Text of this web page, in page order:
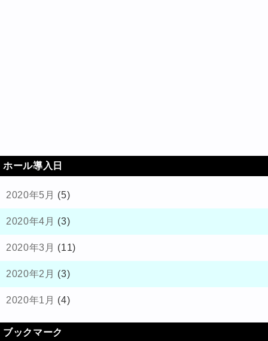
ホール導入日
2020年5月 (5)
2020年4月 (3)
2020年3月 (11)
2020年2月 (3)
2020年1月 (4)
ブックマーク